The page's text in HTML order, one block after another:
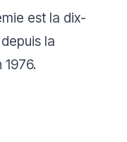
est la dix-
la